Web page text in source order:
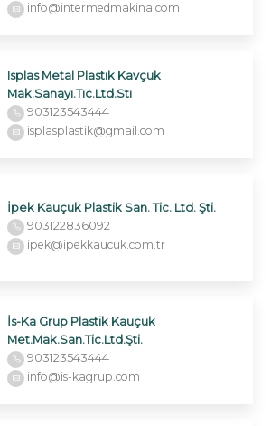
info@intermedmakina.com
Isplas Metal Plastık Kavçuk
Mak.Sanayı.Tıc.Ltd.Stı
903123543444
isplasplastik@gmail.com
İpek Kauçuk Plastik San. Tic. Ltd. Şti.
903122836092
ipek@ipekkaucuk.com.tr
İs-Ka Grup Plastik Kauçuk
Met.Mak.San.Tic.Ltd.Şti.
903123543444
info@is-kagrup.com